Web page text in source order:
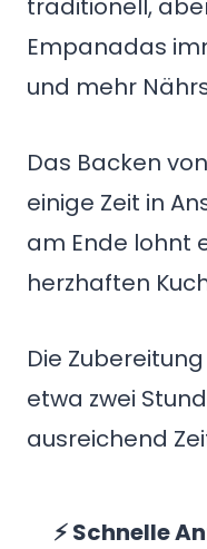
traditionell,
Empanadas
und mehr
Das Backen
einige Zeit in
am Ende lohnt
herzhaften
Die
etwa zwei
ausreichend
⚡ Schnelle